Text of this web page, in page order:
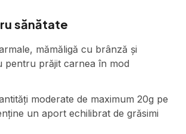
sănătate
mămăligă cu brânză și
pentru prăjit carnea în mod
moderate de maximum 20g pe
un aport echilibrat de grăsimi